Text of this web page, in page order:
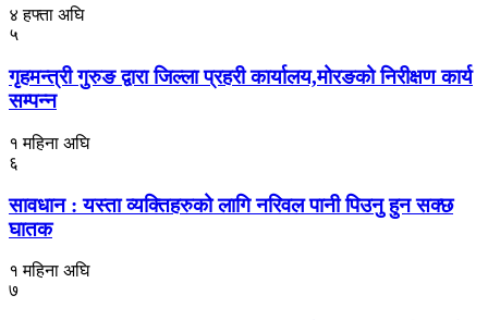
४ हफ्ता अघि
५
गृहमन्त्री गुरुङ द्वारा जिल्ला प्रहरी कार्यालय,मोरङको निरीक्षण कार्य
सम्पन्न
१ महिना अघि
६
सावधान : यस्ता व्यक्तिहरुको लागि नरिवल पानी पिउनु हुन सक्छ
घातक
१ महिना अघि
७